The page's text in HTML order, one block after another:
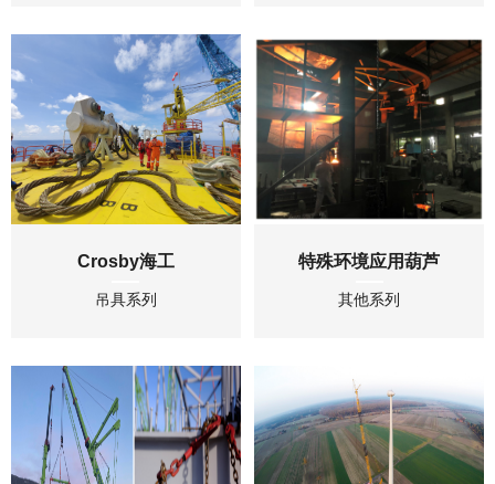
Crosby海工
吊具系列
特殊环境应用葫芦
其他系列